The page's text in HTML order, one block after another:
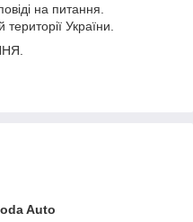
на питання.
України.
Auto